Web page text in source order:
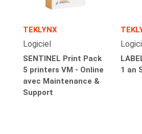
TEKLYNX
Logiciel
SENTINEL Print Pack
5 printers VM - Online
avec Maintenance &
Support
1 an